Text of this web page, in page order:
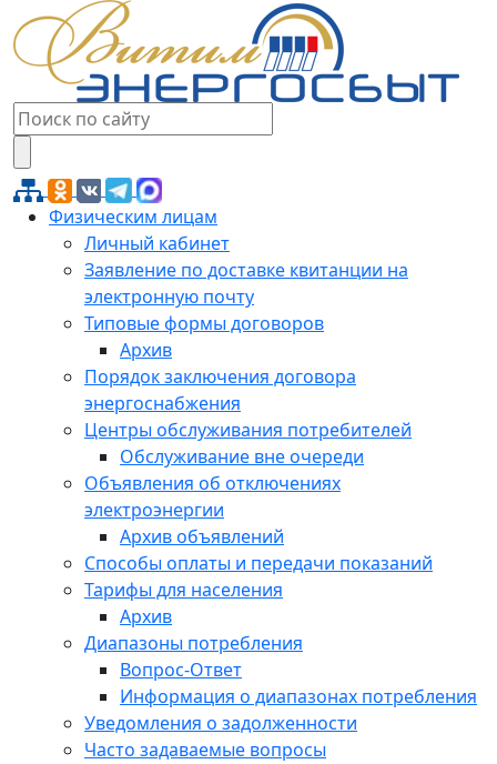
Физическим лицам
Личный кабинет
Заявление по доставке квитанции на
электронную почту
Типовые формы договоров
Архив
Порядок заключения договора
энергоснабжения
Центры обслуживания потребителей
Обслуживание вне очереди
Объявления об отключениях
электроэнергии
Архив объявлений
Способы оплаты и передачи показаний
Тарифы для населения
Архив
Диапазоны потребления
Вопрос-Ответ
Информация о диапазонах потребления
Уведомления о задолженности
Часто задаваемые вопросы